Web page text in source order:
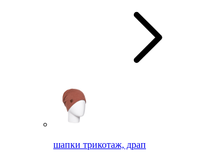
шапки трикотаж, драп